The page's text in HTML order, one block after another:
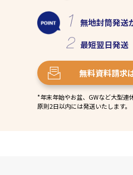
無地封筒発送
最短翌日発送
無料資料請求
*年末年始やお盆、GWなど大型連
原則2日以内には発送いたします。